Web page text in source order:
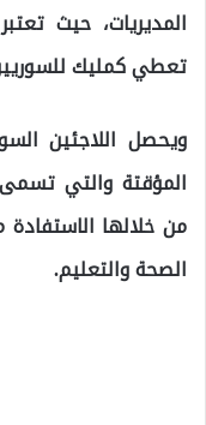
المديريات، حيث
تعطي كمليك
ويحصل اللاجئين
المؤقتة والتي
من خلالها
الصحة والتعليم.